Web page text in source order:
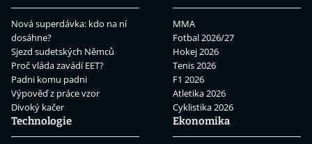
Nová superdávka: kdo na ní
dosáhne?
Sjezd sudetských Němců
Proč vláda zavádí EET?
Padni komu padni
Výpověď z práce vzor
Divoký kačer
MMA
Fotbal 2026/27
Hokej 2026
Tenis 2026
F1 2026
Atletika 2026
Cyklistika 2026
Technologie
Ekonomika